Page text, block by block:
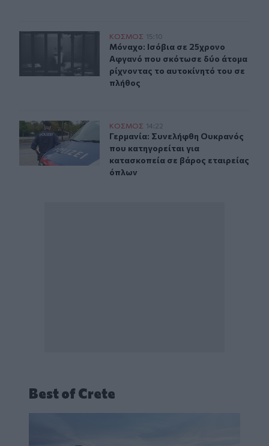
Μόναχο: Ισόβια σε 25χρονο Αφγανό που σκότωσε δύο
ΚΟΣΜΟΣ 15:10
Μόναχο: Ισόβια σε 25χρονο
Μόναχο: Ισόβια σε 25χρονο
Αφγανό που σκότωσε δύο άτομα
ρίχνοντας το αυτοκίνητό του σε
πλήθος
Γερμανία: Συνελήφθη Ουκρανός που κατηγορείται για
ΚΟΣΜΟΣ 14:22
Γερμανία: Συνελήφθη Ουκρανός
Γερμανία: Συνελήφθη Ουκρανός
που κατηγορείται για
κατασκοπεία σε βάρος εταιρείας
όπλων
Best of Crete